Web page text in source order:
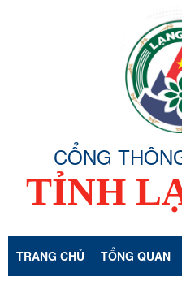
CỔNG
TỈNH
TRANG CHỦ TỔNG QUAN